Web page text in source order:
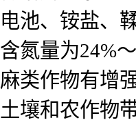
电池、铵盐、
含氮量为24%
麻类作物有增
土壤和农作物